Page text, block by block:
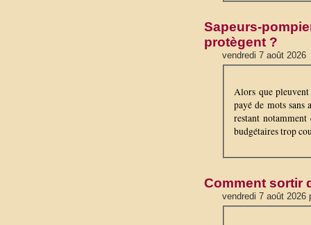
Sapeurs-
protègent ?
vendredi 7 août 2026
Alors que
payé de mots
restant notamment
budgétaires trop
Comment sortir
vendredi 7 août 2026